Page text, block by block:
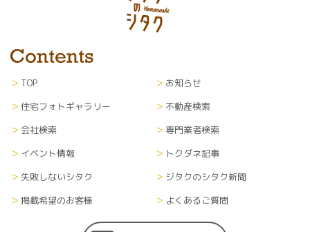
TOP
お知らせ
住宅フォトギャラリー
不動産検索
会社検索
専門業者検索
イベント情報
トクダネ記事
失敗しないシタク
ジタクのシタク新聞
掲載希望のお客様
よくあるご質問